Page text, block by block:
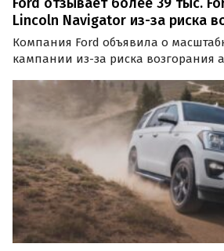
Lincoln Navigator из-за риска
Компания Ford объявила о
кампании из-за риска возгорания
Ford Expedition и Lincoln Navigator